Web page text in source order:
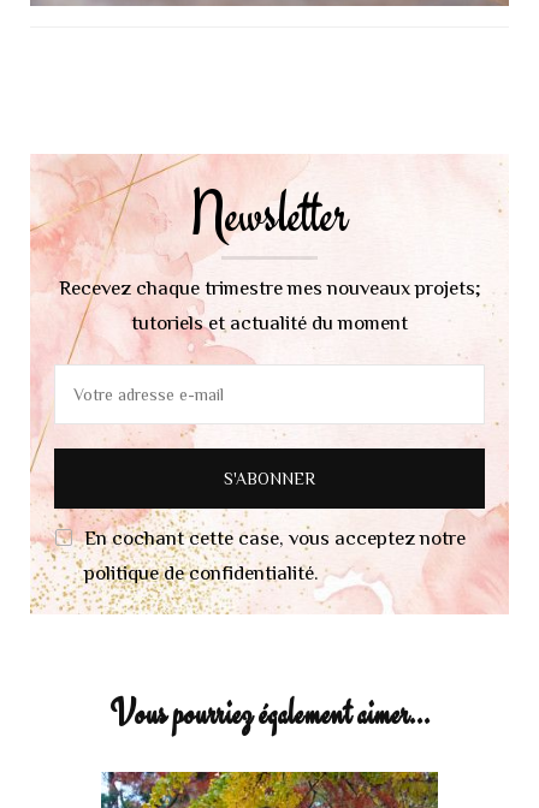
Newsletter
Recevez chaque trimestre mes nouveaux projets;
tutoriels et actualité du moment
En cochant cette case, vous acceptez notre
politique de confidentialité.
Vous pourriez également aimer...